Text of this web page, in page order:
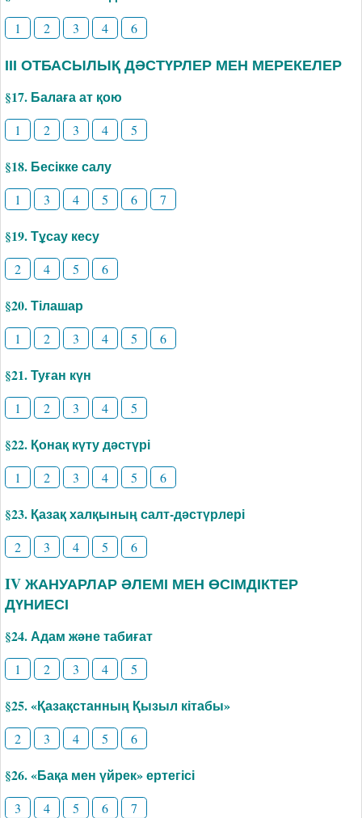
1 2 3 4 6
ІІІ ОТБАСЫЛЫҚ ДӘСТҮРЛЕР МЕН МЕРЕКЕЛЕР
§17. Балаға ат қою
1 2 3 4 5
§18. Бесікке салу
1 3 4 5 6 7
§19. Тұсау кесу
2 4 5 6
§20. Тілашар
1 2 3 4 5 6
§21. Туған күн
1 2 3 4 5
§22. Қонақ күту дәстүрі
1 2 3 4 5 6
§23. Қазақ халқының салт-дәстүрлері
2 3 4 5 6
IV ЖАНУАРЛАР ӘЛЕМІ МЕН ӨСІМДІКТЕР
ДҮНИЕСІ
§24. Адам және табиғат
1 2 3 4 5
§25. «Қазақстанның Қызыл кітабы»
2 3 4 5 6
§26. «Бақа мен үйрек» ертегісі
3 4 5 6 7